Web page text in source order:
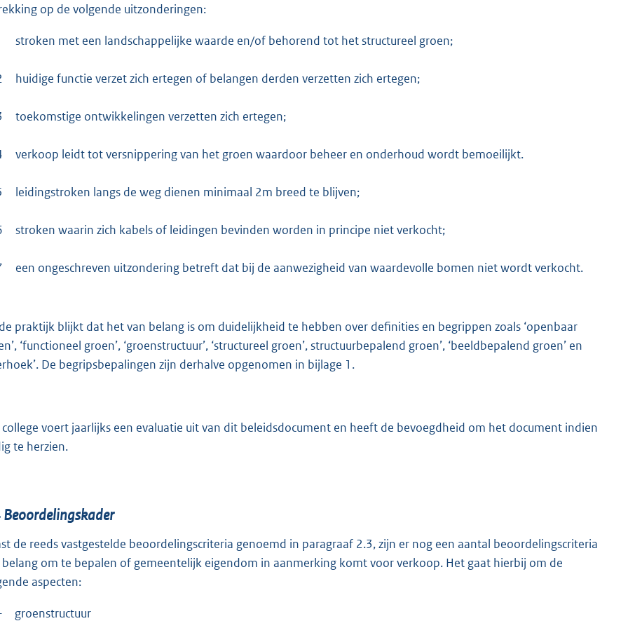
op de volgende uitzonderingen:
stroken met een landschappelijke waarde en/of behorend tot het structureel groen;
huidige functie verzet zich ertegen of belangen derden verzetten zich ertegen;
toekomstige ontwikkelingen verzetten zich ertegen;
verkoop leidt tot versnippering van het groen waardoor beheer en onderhoud wordt bemoeilijkt.
leidingstroken langs de weg dienen minimaal 2m breed te blijven;
stroken waarin zich kabels of leidingen bevinden worden in principe niet verkocht;
een ongeschreven uitzondering betreft dat bij de aanwezigheid van waardevolle bomen niet wordt verkocht.
praktijk blijkt dat het van belang is om duidelijkheid te hebben over definities en begrippen zoals ‘openbaar
‘functioneel groen’, ‘groenstructuur’, ‘structureel groen’, structuurbepalend groen’, ‘beeldbepalend groen’ en
De begripsbepalingen zijn derhalve opgenomen in bijlage 1.
voert jaarlijks een evaluatie uit van dit beleidsdocument en heeft de bevoegdheid om het document indien
te herzien.
Beoordelingskader
de reeds vastgestelde beoordelingscriteria genoemd in paragraaf 2.3, zijn er nog een aantal beoordelingscriteria
belang om te bepalen of gemeentelijk eigendom in aanmerking komt voor verkoop. Het gaat hierbij om de
aspecten:
groenstructuur